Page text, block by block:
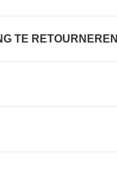
TE RETOURNEREN